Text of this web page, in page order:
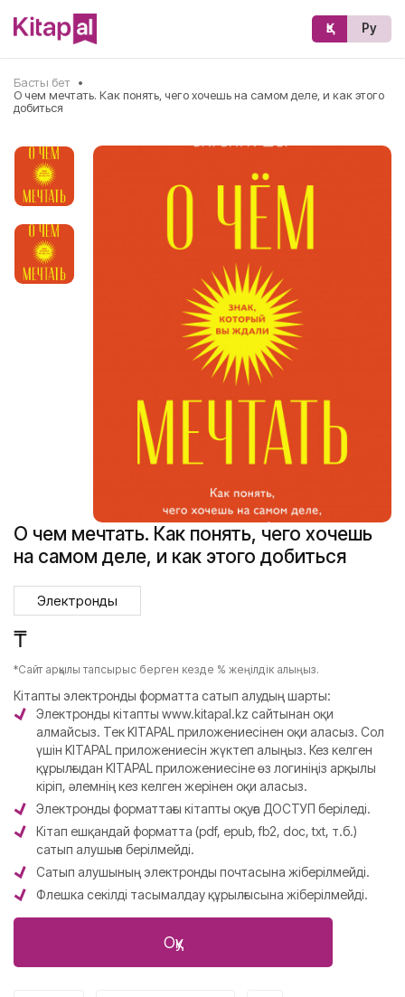
Қз Ру
Басты бет •
О чем мечтать. Как понять, чего хочешь на самом деле, и как этого
добиться
О чем мечтать. Как понять, чего хочешь
на самом деле, и как этого добиться
Электронды
₸
*Сайт арқылы тапсырыс берген кезде % жеңілдік алыңыз.
Кітапты электронды форматта сатып алудың шарты:
Электронды кітапты www.kitapal.kz сайтынан оқи
алмайсыз. Тек KITAPAL приложениесінен оқи аласыз. Сол
үшін KITAPAL приложениесін жүктеп алыңыз. Кез келген
құрылғыдан KITAPAL приложениесіне өз логиніңіз арқылы
кіріп, әлемнің кез келген жерінен оқи аласыз.
Электронды форматтағы кітапты оқуға ДОСТУП беріледі.
Кітап ешқандай форматта (pdf, epub, fb2, doc, txt, т.б.)
сатып алушыға берілмейді.
Сатып алушының электронды почтасына жіберілмейді.
Флешка секілді тасымалдау құрылғысына жіберілмейді.
Оқу